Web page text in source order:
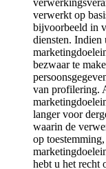
verwerkt op
bijvoorbeeld in
diensten. Indien
bezwaar te
van profilering.
langer voor
waarin de
op
hebt u het recht